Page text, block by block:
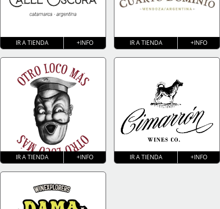
IR A TIENDA +INFO IR A TIENDA +INFO
IR A TIENDA +INFO IR A TIENDA +INFO